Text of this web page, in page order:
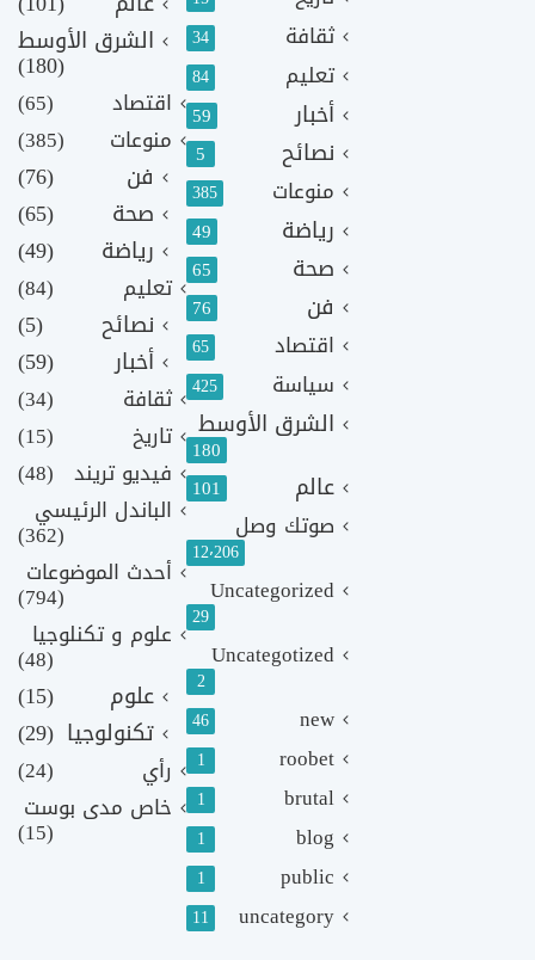
ثقافة 34
تعليم 84
أخبار 59
نصائح 5
منوعات 385
رياضة 49
صحة 65
فن 76
اقتصاد 65
سياسة 425
الشرق الأوسط
180
عالم 101
صوتك وصل
12٬206
Uncategorized
29
Uncategotized
2
new
46
roobet
1
brutal
1
blog
1
public
1
uncategory
11
الشرق الأوسط
(180)
اقتصاد
(65)
منوعات
(385)
فن
(76)
صحة
(65)
رياضة
(49)
تعليم (84)
نصائح
(5)
أخبار
(59)
ثقافة
(34)
تاريخ
(15)
فيديو تريند (48)
الباندل الرئيسي
(362)
أحدث الموضوعات
(794)
علوم و تكنلوجيا
(48)
علوم
(15)
تكنولوجيا (29)
رأي
(24)
خاص مدى بوست
(15)